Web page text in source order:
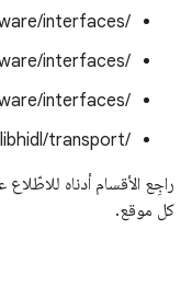
/hardware/interfaces
/frameworks/hardware/interfaces
/system/hardware/interfaces
/system/libhidl/transport
كل موقع.